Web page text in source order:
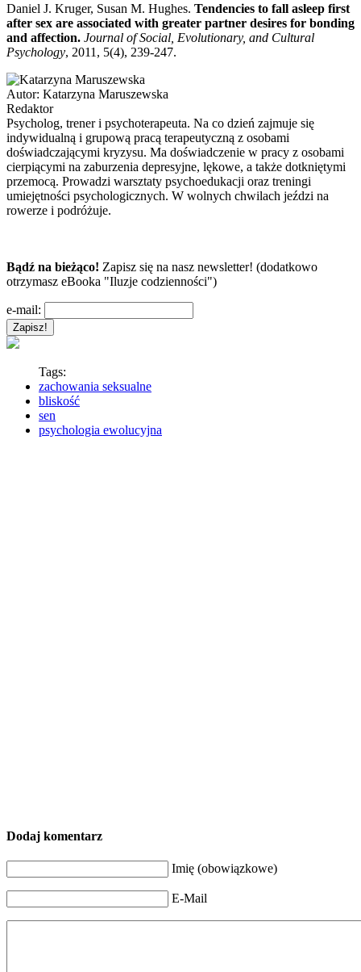
Daniel J. Kruger, Susan M. Hughes. Tendencies to fall asleep first
after sex are associated with greater partner desires for bonding
and affection. Journal of Social, Evolutionary, and Cultural
Psychology, 2011, 5(4), 239-247.
Autor: Katarzyna Maruszewska
Redaktor
Psycholog, trener i psychoterapeuta. Na co dzień zajmuje się
indywidualną i grupową pracą terapeutyczną z osobami
doświadczającymi kryzysu. Ma doświadczenie w pracy z osobami
cierpiącymi na zaburzenia depresyjne, lękowe, a także dotkniętymi
przemocą. Prowadzi warsztaty psychoedukacji oraz treningi
umiejętności psychologicznych. W wolnych chwilach jeździ na
rowerze i podróżuje.
Bądź na bieżąco! Zapisz się na nasz newsletter! (dodatkowo
otrzymasz eBooka "Iluzje codzienności")
e-mail:
Tags:
zachowania seksualne
bliskość
sen
psychologia ewolucyjna
Dodaj komentarz
Imię (obowiązkowe)
E-Mail